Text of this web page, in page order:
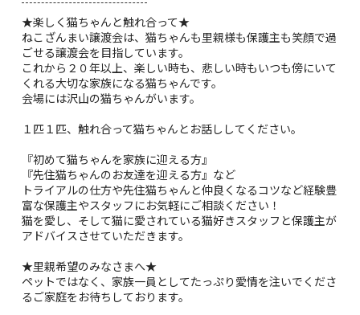
★楽しく猫ちゃんと触れ合って★
ねこざんまい譲渡会は、猫ちゃんも里親様も保護主も笑顔で過
ごせる譲渡会を目指しています。
これから２０年以上、楽しい時も、悲しい時もいつも傍にいて
くれる大切な家族になる猫ちゃんです。
会場には沢山の猫ちゃんがいます。
１匹１匹、触れ合って猫ちゃんとお話ししてください。
『初めて猫ちゃんを家族に迎える方』
『先住猫ちゃんのお友達を迎える方』など
トライアルの仕方や先住猫ちゃんと仲良くなるコツなど経験豊
富な保護主やスタッフにお気軽にご相談ください！
猫を愛し、そして猫に愛されている猫好きスタッフと保護主が
アドバイスさせていただきます。
★里親希望のみなさまへ★
ペットではなく、家族一員としてたっぷり愛情を注いでくださ
るご家庭をお待ちしております。